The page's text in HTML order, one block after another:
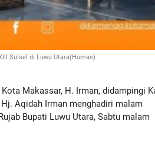
Sulsel di Luwu Utara(Humas)
Makassar, H. Irman, didampingi
Aqidah Irman menghadiri malam
Bupati Luwu Utara, Sabtu malam